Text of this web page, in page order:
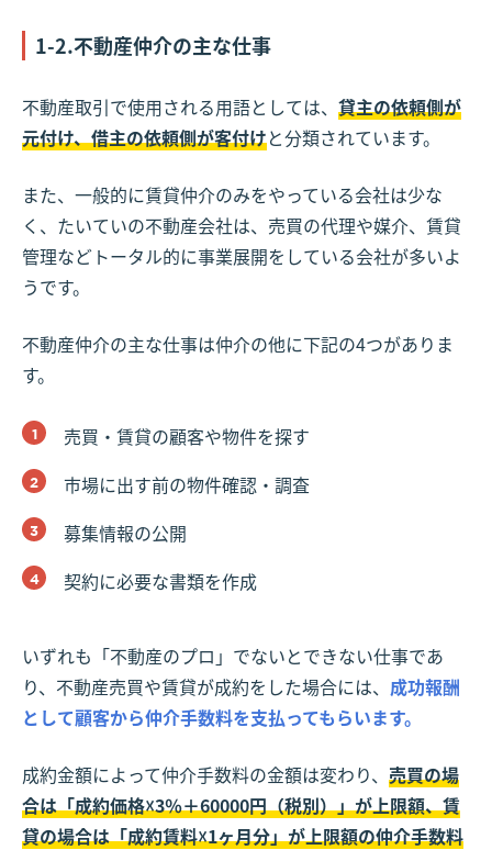
1-2.不動産仲介の主な仕事
不動産取引で使用される用語としては、 貸主の依頼側が
元付け、借主の依頼側が客付けと分類されています。
また、一般的に賃貸仲介のみをやっている会社は少な
く、たいていの不動産会社は、売買の代理や媒介、賃貸
管理などトータル的に事業展開をしている会社が多いよ
うです。
不動産仲介の主な仕事は仲介の他に下記の4つがありま
す。
売買・賃貸の顧客や物件を探す
市場に出す前の物件確認・調査
募集情報の公開
契約に必要な書類を作成
いずれも「不動産のプロ」でないとできない仕事であ
り、不動産売買や賃貸が成約をした場合には、 成功報酬
として顧客から仲介手数料を支払ってもらいます。
成約金額によって仲介手数料の金額は変わり、 売買の場
合は「成約価格☓3％＋60000円（税別）」が上限額、賃
貸の場合は「成約賃料☓1ヶ月分」が上限額の仲介手数料